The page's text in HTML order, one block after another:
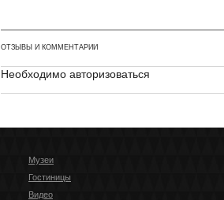
ОТЗЫВЫ И КОММЕНТАРИИ
Необходимо авторизоваться
Музеи
Гостиницы
Видео